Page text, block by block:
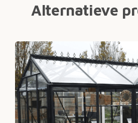
Alternatieve